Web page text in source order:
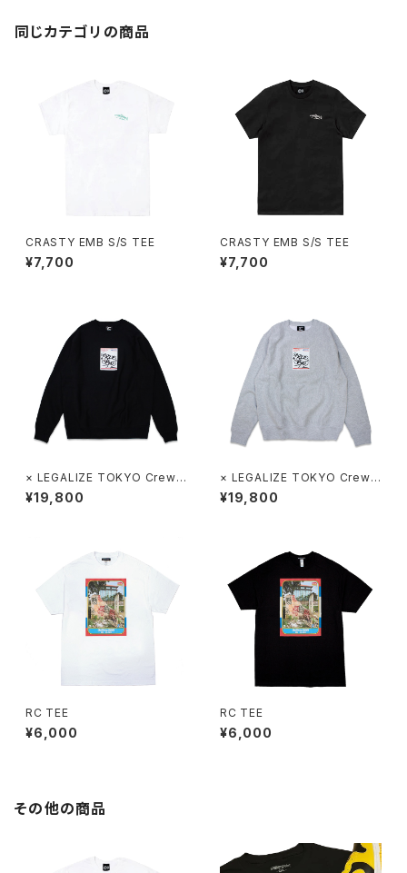
同じカテゴリの商品
CRASTY EMB S/S TEE
¥7,700
CRASTY EMB S/S TEE
¥7,700
× LEGALIZE TOKYO Crew
Neck Sweat
¥19,800
× LEGALIZE TOKYO Crew
Neck Sweat
¥19,800
RC TEE
¥6,000
RC TEE
¥6,000
その他の商品